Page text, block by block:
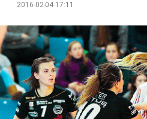
2016-02-04 17:11